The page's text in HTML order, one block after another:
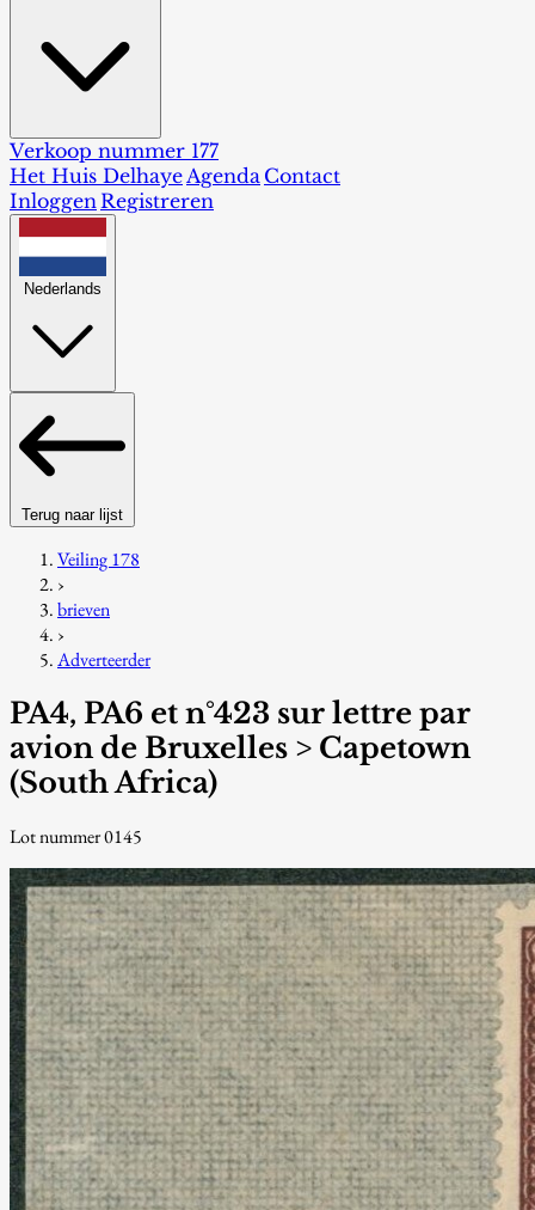
Verkoop nummer 177
Het Huis DelhayeAgenda Contact
InloggenRegistreren
Nederlands
Terug naar lijst
Veiling 178
›
brieven
›
Adverteerder
PA4, PA6 et n°423 sur lettre par
avion de Bruxelles > Capetown
(South Africa)
Lot nummer 0145